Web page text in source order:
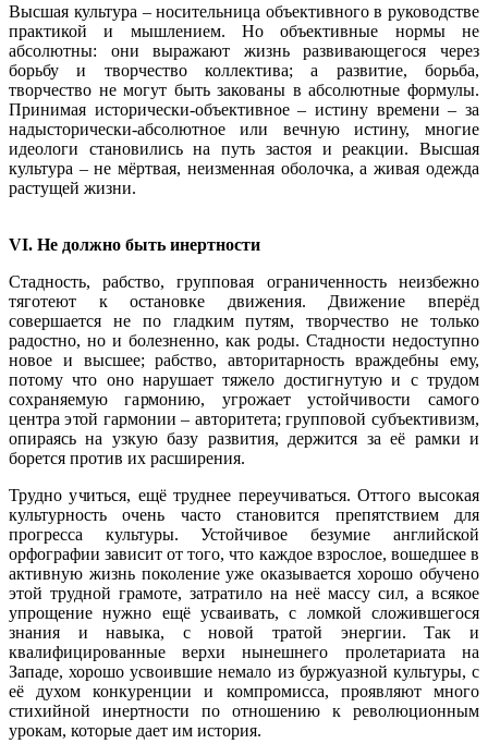
Высшая культура – носительница объективного в руководстве
практикой и мышлением. Но объективные нормы не
абсолютны: они выражают жизнь развивающегося через
борьбу и творчество коллектива; а развитие, борьба,
творчество не могут быть закованы в абсолютные формулы.
Принимая исторически-объективное – истину времени – за
надысторически-абсолютное или вечную истину, многие
идеологи становились на путь застоя и реакции. Высшая
культура – не мёртвая, неизменная оболочка, а живая одежда
растущей жизни.
VI. Не должно быть инертности
Стадность, рабство, групповая ограниченность неизбежно
тяготеют к остановке движения. Движение вперёд
совершается не по гладким путям, творчество не только
радостно, но и болезненно, как роды. Стадности недоступно
новое и высшее; рабство, авторитарность враждебны ему,
потому что оно нарушает тяжело достигнутую и с трудом
сохраняемую гармонию, угрожает устойчивости самого
центра этой гармонии – авторитета; групповой субъективизм,
опираясь на узкую базу развития, держится за её рамки и
борется против их расширения.
Трудно учиться, ещё труднее переучиваться. Оттого высокая
культурность очень часто становится препятствием для
прогресса культуры. Устойчивое безумие английской
орфографии зависит от того, что каждое взрослое, вошедшее в
активную жизнь поколение уже оказывается хорошо обучено
этой трудной грамоте, затратило на неё массу сил, а всякое
упрощение нужно ещё усваивать, с ломкой сложившегося
знания и навыка, с новой тратой энергии. Так и
квалифицированные верхи нынешнего пролетариата на
Западе, хорошо усвоившие немало из буржуазной культуры, с
её духом конкуренции и компромисса, проявляют много
стихийной инертности по отношению к революционным
урокам, которые дает им история.